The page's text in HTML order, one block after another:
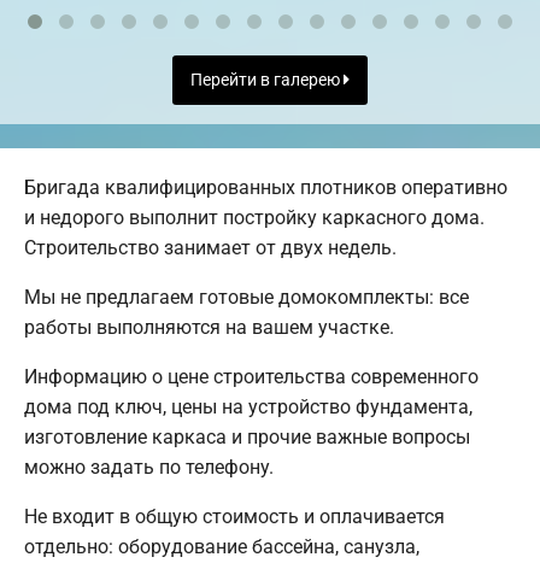
Перейти в галерею
Бригада квалифицированных плотников оперативно
и недорого выполнит постройку каркасного дома.
Строительство занимает от двух недель.
Мы не предлагаем готовые домокомплекты: все
работы выполняются на вашем участке.
Информацию о цене строительства современного
дома под ключ, цены на устройство фундамента,
изготовление каркаса и прочие важные вопросы
можно задать по телефону.
Не входит в общую стоимость и оплачивается
отдельно: оборудование бассейна, санузла,